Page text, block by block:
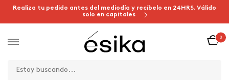
Realiza tu pedido antes del mediodía y recíbelo en 24HRS. Válido
solo en capitales
0